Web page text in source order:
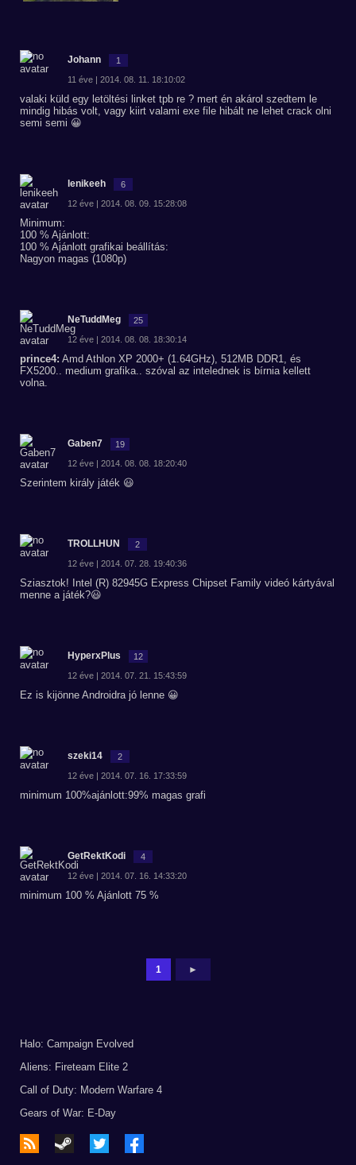
Johann 1
11 éve | 2014. 08. 11. 18:10:02
valaki küld egy letöltési linket tpb re ? mert én akárol szedtem le
mindig hibás volt, vagy kiirt valami exe file hibált ne lehet crack olni
semi semi 😀
lenikeeh 6
12 éve | 2014. 08. 09. 15:28:08
Minimum:
100 % Ajánlott:
100 % Ajánlott grafikai beállítás:
Nagyon magas (1080p)
NeTuddMeg 25
12 éve | 2014. 08. 08. 18:30:14
prince4: Amd Athlon XP 2000+ (1.64GHz), 512MB DDR1, és
FX5200.. medium grafika.. szóval az intelednek is bírnia kellett
volna.
Gaben7 19
12 éve | 2014. 08. 08. 18:20:40
Szerintem király játék 😃
TROLLHUN 2
12 éve | 2014. 07. 28. 19:40:36
Sziasztok! Intel (R) 82945G Express Chipset Family videó kártyával
menne a játék?😃
HyperxPlus 12
12 éve | 2014. 07. 21. 15:43:59
Ez is kijönne Androidra jó lenne 😀
szeki14 2
12 éve | 2014. 07. 16. 17:33:59
minimum 100%ajánlott:99% magas grafi
GetRektKodi 4
12 éve | 2014. 07. 16. 14:33:20
minimum 100 % Ajánlott 75 %
1 ►
Halo: Campaign Evolved
Aliens: Fireteam Elite 2
Call of Duty: Modern Warfare 4
Gears of War: E-Day